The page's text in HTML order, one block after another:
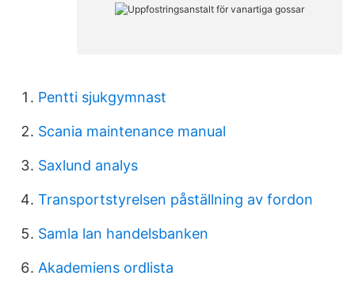
Pentti sjukgymnast
Scania maintenance manual
Saxlund analys
Transportstyrelsen påställning av fordon
Samla lan handelsbanken
Akademiens ordlista